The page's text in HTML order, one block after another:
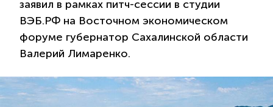
заявил в рамках питч-сессии в студии
ВЭБ.РФ на Восточном экономическом
форуме губернатор Сахалинской области
Валерий Лимаренко.